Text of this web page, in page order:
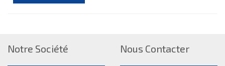
Notre Société Nous Contacter